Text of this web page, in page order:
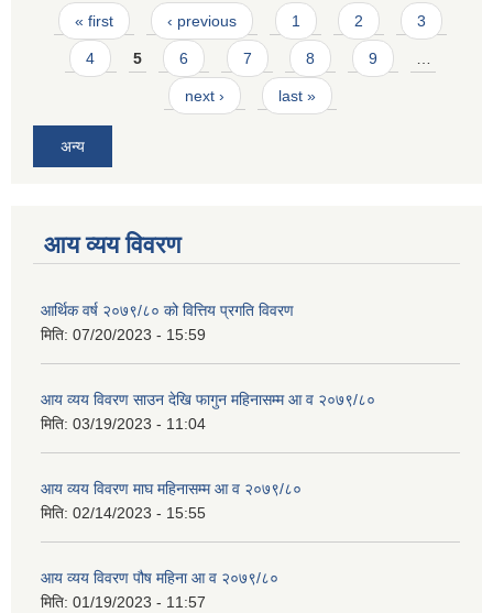
Pages
« first ‹ previous 1 2 3
4 5 6 7 8 9
next › last »
अन्य
आय व्यय विवरण
आर्थिक वर्ष २०७९/८० को वित्तिय प्रगति विवरण
मिति: 07/20/2023 - 15:59
आय व्यय विवरण साउन देखि फागुन महिनासम्म आ व २०७९/८०
मिति: 03/19/2023 - 11:04
आय व्यय विवरण माघ महिनासम्म आ व २०७९/८०
मिति: 02/14/2023 - 15:55
आय व्यय विवरण पौष महिना आ व २०७९/८०
मिति: 01/19/2023 - 11:57